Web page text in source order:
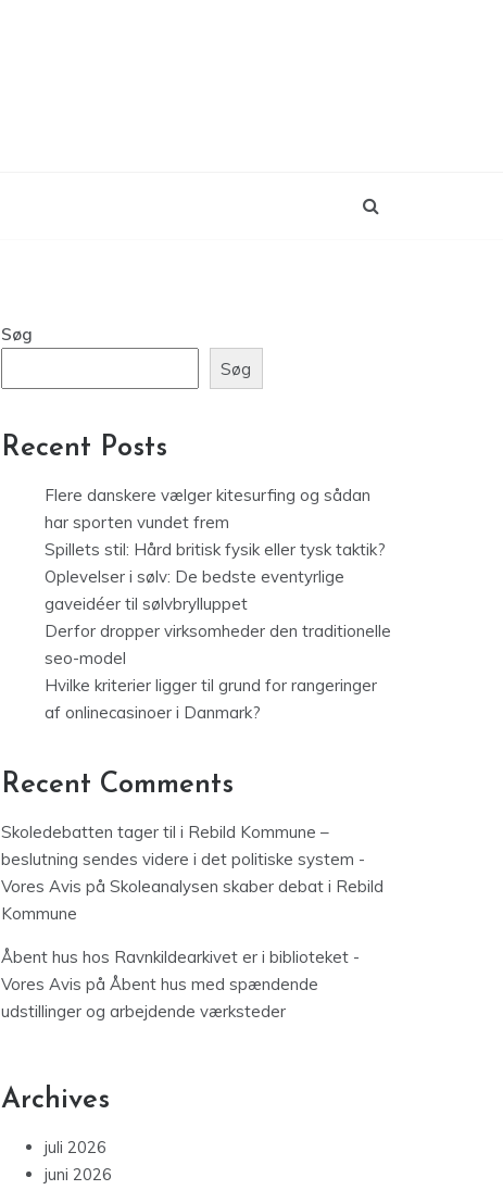
Søg
Søg
Recent Posts
Flere danskere vælger kitesurfing og sådan
har sporten vundet frem
Spillets stil: Hård britisk fysik eller tysk taktik?
Oplevelser i sølv: De bedste eventyrlige
gaveidéer til sølvbrylluppet
Derfor dropper virksomheder den traditionelle
seo-model
Hvilke kriterier ligger til grund for rangeringer
af onlinecasinoer i Danmark?
Recent Comments
Skoledebatten tager til i Rebild Kommune –
beslutning sendes videre i det politiske system -
Vores Avis på Skoleanalysen skaber debat i Rebild
Kommune
Åbent hus hos Ravnkildearkivet er i biblioteket -
Vores Avis på Åbent hus med spændende
udstillinger og arbejdende værksteder
Archives
juli 2026
juni 2026